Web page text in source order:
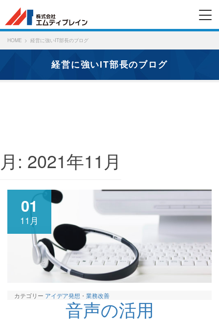
HOME 経営に強いIT部長のブログ
経営に強いIT部長のブログ
月: 2021年11月
01
11月
カテゴリー アイデア発想 ・ 業務改善
音声の活用